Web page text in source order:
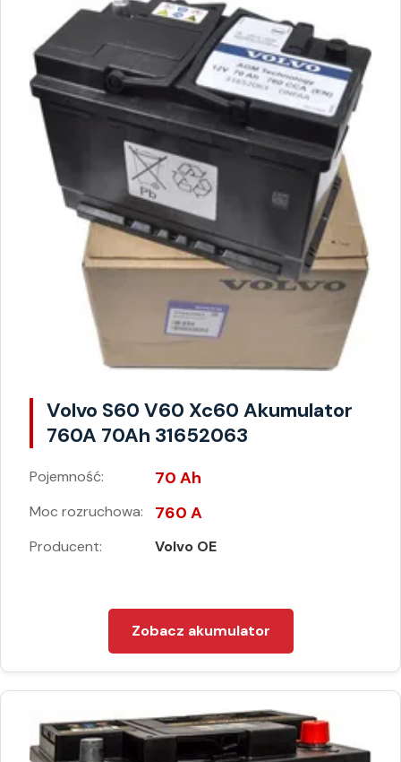
Volvo S60 V60 Xc60 Akumulator
760A 70Ah 31652063
Pojemność: 70 Ah
Moc rozruchowa: 760 A
Producent: Volvo OE
Zobacz akumulator